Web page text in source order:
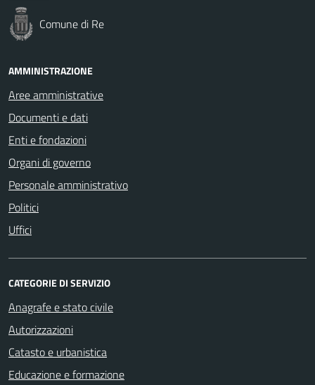
Comune di Re
AMMINISTRAZIONE
Aree amministrative
Documenti e dati
Enti e fondazioni
Organi di governo
Personale amministrativo
Politici
Uffici
CATEGORIE DI SERVIZIO
Anagrafe e stato civile
Autorizzazioni
Catasto e urbanistica
Educazione e formazione